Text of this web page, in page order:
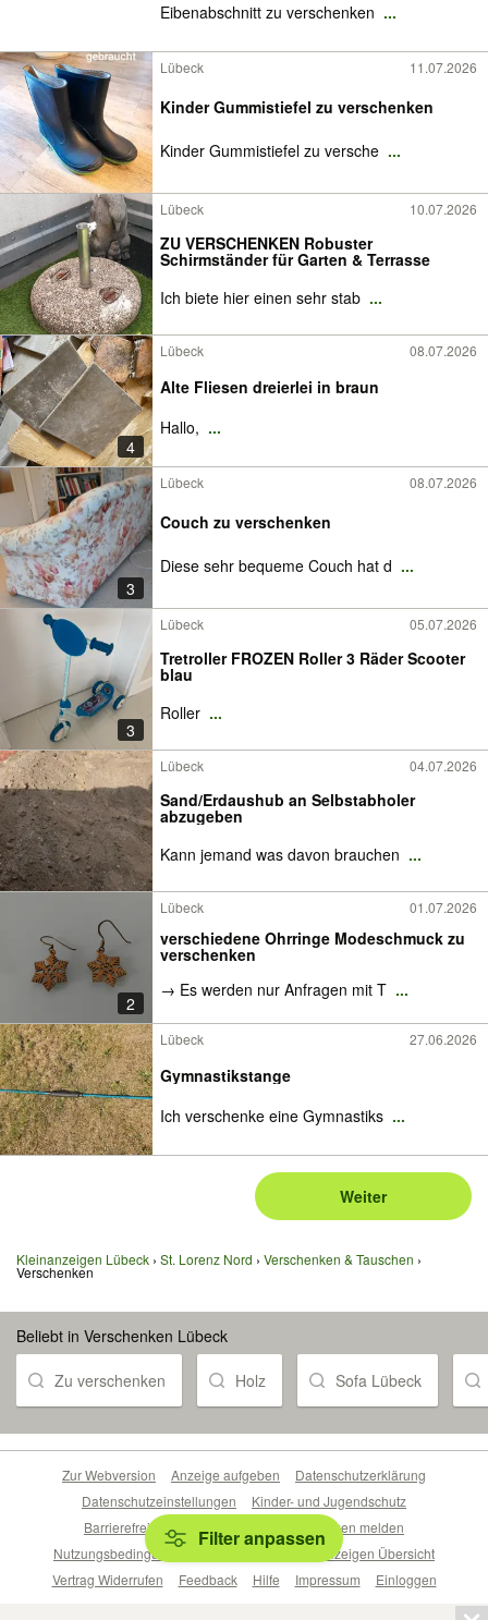
Eibenabschnitt zu verschenken ...
Lübeck 11.07.2026
Kinder Gummistiefel zu verschenken
Kinder Gummistiefel zu versche ...
Lübeck 10.07.2026
ZU VERSCHENKEN Robuster
Schirmständer für Garten & Terrasse
Ich biete hier einen sehr stab ...
4
Lübeck 08.07.2026
Alte Fliesen dreierlei in braun
Hallo, ...
3
Lübeck 08.07.2026
Couch zu verschenken
Diese sehr bequeme Couch hat d ...
3
Lübeck 05.07.2026
Tretroller FROZEN Roller 3 Räder Scooter
blau
Roller ...
Lübeck 04.07.2026
Sand/Erdaushub an Selbstabholer
abzugeben
Kann jemand was davon brauchen ...
2
Lübeck 01.07.2026
verschiedene Ohrringe Modeschmuck zu
verschenken
→ Es werden nur Anfragen mit T ...
Lübeck 27.06.2026
Gymnastikstange
Ich verschenke eine Gymnastiks ...
Weiter
Kleinanzeigen Lübeck St. Lorenz Nord Verschenken & Tauschen
Verschenken
Beliebt in Verschenken Lübeck
Zu verschenken Holz Sofa Lübeck
Filter anpassen
Zur Webversion Anzeige aufgeben
Datenschutzerklärung
Datenschutzeinstellungen
Kinder- und Jugendschutz
Barrierefreiheitserklärung
Sicherheitslücken melden
Nutzungsbedingungen
Beliebte Suchen
Anzeigen Übersicht
Vertrag Widerrufen
Feedback Hilfe Impressum Einloggen